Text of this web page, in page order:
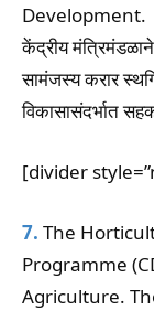
Development.
केंद्रीय
सामंजस्य करार
विकासासंदर्भात
[divider
7. The
Programme
Agriculture.